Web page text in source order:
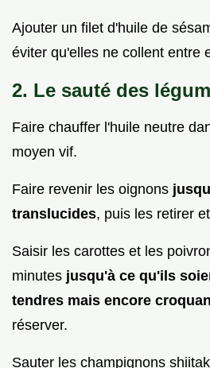
Ajouter un filet d'huile de
éviter qu'elles ne collent entre
2. Le sauté des
Faire chauffer l'huile neutre
moyen vif.
Faire revenir les oignons
translucides, puis les retirer
Saisir les carottes et les
minutes jusqu'à ce qu'ils
tendres mais encore
réserver.
Sauter les champignons